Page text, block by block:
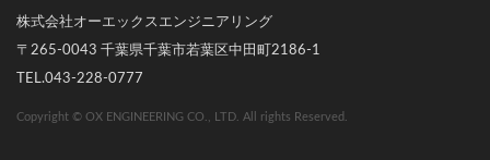
株式会社オーエックスエンジニアリング
〒265-0043 千葉県千葉市若葉区中田町2186-1
TEL.043-228-0777
Copyright © OX ENGINEERING CO., LTD. All rights Reserved.